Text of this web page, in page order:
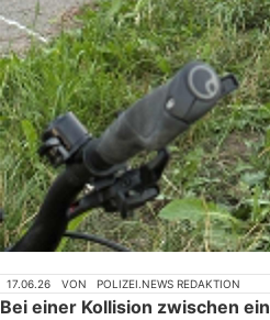
17.06.26 VON POLIZEI.NEWS REDAKTION
Bei einer Kollision zwischen